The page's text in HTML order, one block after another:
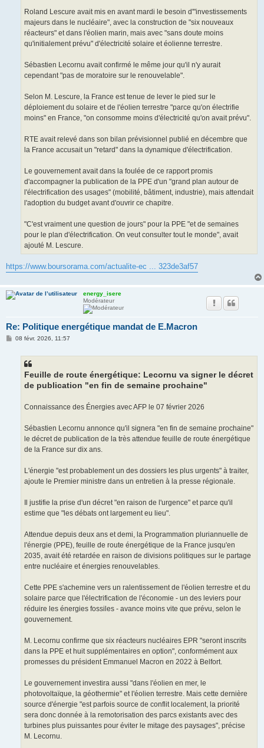
Roland Lescure avait mis en avant mardi le besoin d'"investissements
majeurs dans le nucléaire", avec la construction de "six nouveaux
réacteurs" et dans l'éolien marin, mais avec "sans doute moins
qu'initialement prévu" d'électricité solaire et éolienne terrestre.
Sébastien Lecornu avait confirmé le même jour qu'il n'y aurait
cependant "pas de moratoire sur le renouvelable".
Selon M. Lescure, la France est tenue de lever le pied sur le
déploiement du solaire et de l'éolien terrestre "parce qu'on électrifie
moins" en France, "on consomme moins d'électricité qu'on avait prévu".
RTE avait relevé dans son bilan prévisionnel publié en décembre que
la France accusait un "retard" dans la dynamique d'électrification.
Le gouvernement avait dans la foulée de ce rapport promis
d'accompagner la publication de la PPE d'un "grand plan autour de
l'électrification des usages" (mobilité, bâtiment, industrie), mais attendait
l'adoption du budget avant d'ouvrir ce chapitre.
"C'est vraiment une question de jours" pour la PPE "et de semaines
pour le plan d'électrification. On veut consulter tout le monde", avait
ajouté M. Lescure.
https://www.boursorama.com/actualite-ec ... 323de3af57
energy_isere
Modérateur
Re: Politique energétique mandat de E.Macron
M08 févr. 2026, 11:57
Feuille de route énergétique: Lecornu va signer le décret
de publication "en fin de semaine prochaine"
Connaissance des Énergies avec AFP le 07 février 2026
Sébastien Lecornu annonce qu'il signera "en fin de semaine prochaine"
le décret de publication de la très attendue feuille de route énergétique
de la France sur dix ans.
L'énergie "est probablement un des dossiers les plus urgents" à traiter,
ajoute le Premier ministre dans un entretien à la presse régionale.
Il justifie la prise d'un décret "en raison de l'urgence" et parce qu'il
estime que "les débats ont largement eu lieu".
Attendue depuis deux ans et demi, la Programmation pluriannuelle de
l'énergie (PPE), feuille de route énergétique de la France jusqu'en
2035, avait été retardée en raison de divisions politiques sur le partage
entre nucléaire et énergies renouvelables.
Cette PPE s'achemine vers un ralentissement de l'éolien terrestre et du
solaire parce que l'électrification de l'économie - un des leviers pour
réduire les énergies fossiles - avance moins vite que prévu, selon le
gouvernement.
M. Lecornu confirme que six réacteurs nucléaires EPR "seront inscrits
dans la PPE et huit supplémentaires en option", conformément aux
promesses du président Emmanuel Macron en 2022 à Belfort.
Le gouvernement investira aussi "dans l'éolien en mer, le
photovoltaïque, la géothermie" et l'éolien terrestre. Mais cette dernière
source d'énergie "est parfois source de conflit localement, la priorité
sera donc donnée à la remotorisation des parcs existants avec des
turbines plus puissantes pour éviter le mitage des paysages", précise
M. Lecornu.